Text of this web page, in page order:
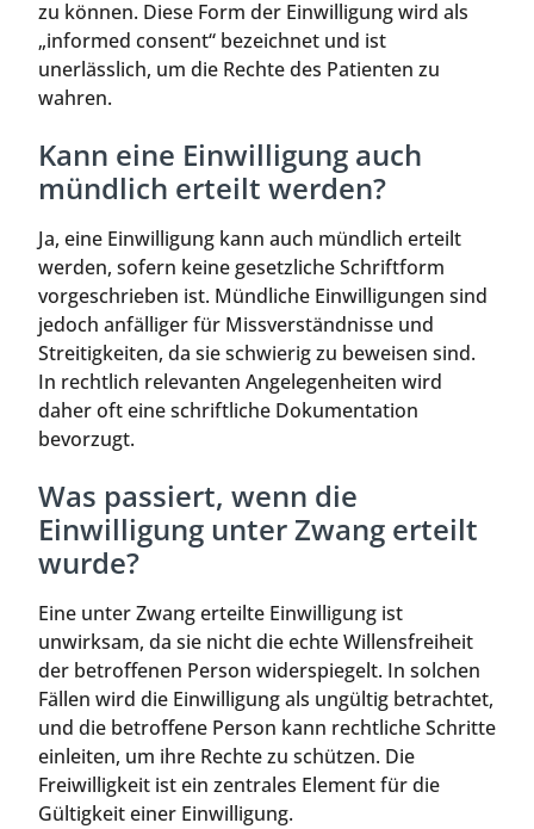
zu können. Diese Form der Einwilligung wird als
„informed consent“ bezeichnet und ist
unerlässlich, um die Rechte des Patienten zu
wahren.
Kann eine Einwilligung auch
mündlich erteilt werden?
Ja, eine Einwilligung kann auch mündlich erteilt
werden, sofern keine gesetzliche Schriftform
vorgeschrieben ist. Mündliche Einwilligungen sind
jedoch anfälliger für Missverständnisse und
Streitigkeiten, da sie schwierig zu beweisen sind.
In rechtlich relevanten Angelegenheiten wird
daher oft eine schriftliche Dokumentation
bevorzugt.
Was passiert, wenn die
Einwilligung unter Zwang erteilt
wurde?
Eine unter Zwang erteilte Einwilligung ist
unwirksam, da sie nicht die echte Willensfreiheit
der betroffenen Person widerspiegelt. In solchen
Fällen wird die Einwilligung als ungültig betrachtet,
und die betroffene Person kann rechtliche Schritte
einleiten, um ihre Rechte zu schützen. Die
Freiwilligkeit ist ein zentrales Element für die
Gültigkeit einer Einwilligung.